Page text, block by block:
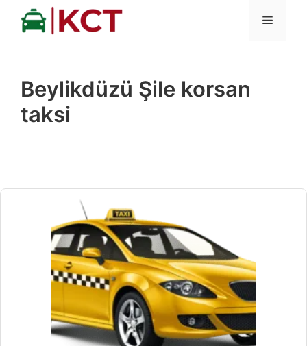
İçeriğe
MENÜ
Beylikdüzü Şile korsan
taksi